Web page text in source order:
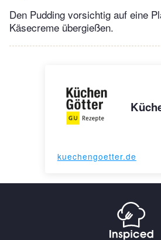
Den Pudding vorsichtig auf eine
Käsecreme übergießen.
kuechengoetter.de